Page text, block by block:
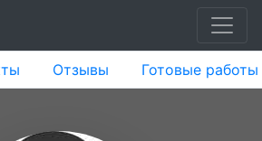
Отзывы Готовые работы